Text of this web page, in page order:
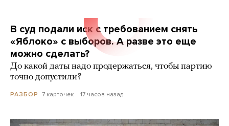
В суд подали иск с требованием снять
«Яблоко» с выборов. А разве это еще
можно сделать?
До какой даты надо продержаться, чтобы партию
точно допустили?
РАЗБОР 7 карточек 17 часов назад